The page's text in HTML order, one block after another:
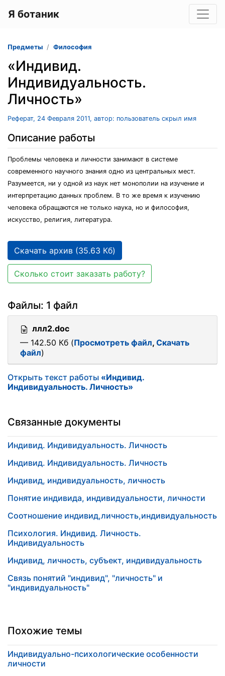
Я ботаник
Предметы Философия
«Индивид.
Индивидуальность.
Личность»
Реферат, 24 Февраля 2011, автор: пользователь скрыл имя
Описание работы
Проблемы человека и личности занимают в системе
современного научного знания одно из центральных мест.
Разумеется, ни у одной из наук нет монополии на изучение и
интерпретацию данных проблем. В то же время к изучению
человека обращаются не только наука, но и философия,
искусство, религия, литература.
Скачать архив (35.63 Кб)
Сколько стоит заказать работу?
Файлы: 1 файл
ллл2.doc
— 142.50 Кб (Просмотреть файл, Скачать
файл)
Открыть текст работы «Индивид.
Индивидуальность. Личность»
Связанные документы
Индивид. Индивидуальность. Личность
Индивид. Индивидуальность. Личность
Индивид, индивидуальность, личность
Понятие индивида, индивидуальности, личности
Соотношение индивид,личность,индивидуальность
Психология. Индивид. Личность.
Индивидуальность
Индивид, личность, субъект, индивидуальность
Связь понятий "индивид", "личность" и
"индивидуальность"
Похожие темы
Индивидуально-психологические особенности
личности